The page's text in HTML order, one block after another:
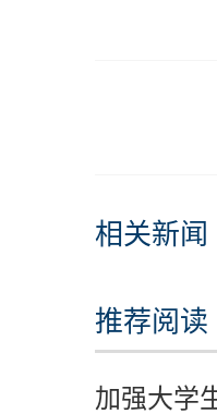
相关新闻
推荐阅读
加强大学